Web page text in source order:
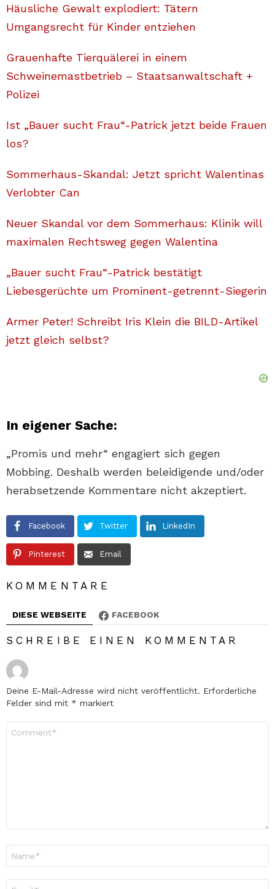
Häusliche Gewalt explodiert: Tätern
Umgangsrecht für Kinder entziehen
Grauenhafte Tierquälerei in einem
Schweinemastbetrieb – Staatsanwaltschaft +
Polizei
Ist „Bauer sucht Frau“-Patrick jetzt beide Frauen
los?
Sommerhaus-Skandal: Jetzt spricht Walentinas
Verlobter Can
Neuer Skandal vor dem Sommerhaus: Klinik will
maximalen Rechtsweg gegen Walentina
„Bauer sucht Frau“-Patrick bestätigt
Liebesgerüchte um Prominent-getrennt-Siegerin
Armer Peter! Schreibt Iris Klein die BILD-Artikel
jetzt gleich selbst?
In eigener Sache:
„Promis und mehr“ engagiert sich gegen
Mobbing. Deshalb werden beleidigende und/oder
herabsetzende Kommentare nicht akzeptiert.
Facebook Twitter LinkedIn
Pinterest Email
KOMMENTARE
DIESE WEBSEITE FACEBOOK
SCHREIBE EINEN KOMMENTAR
Deine E-Mail-Adresse wird nicht veröffentlicht. Erforderliche
Felder sind mit * markiert